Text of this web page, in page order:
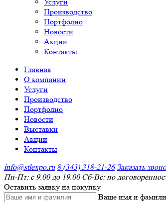
Производство
Портфолио
Новости
Акции
Контакты
Главная
О компании
Услуги
Производство
Портфолио
Новости
Выставки
Акции
Контакты
info@stlexpo.ru 8 (343) 318-21-26 Заказать
Пн-Пт: с 9.00 до 19.00 Сб-Вс: по
Оставить заявку на покупку
Ваше имя и